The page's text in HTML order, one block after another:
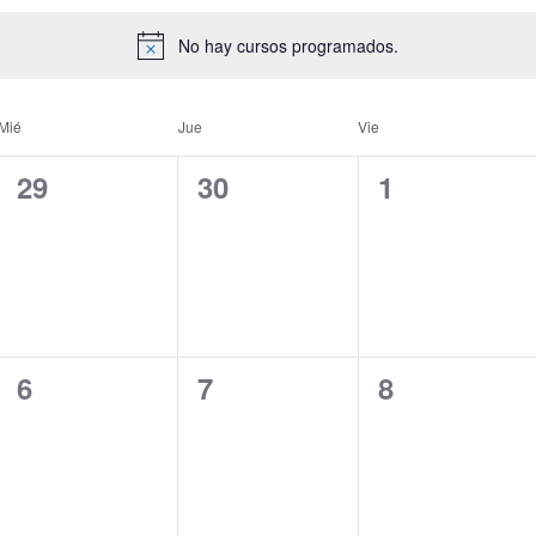
No hay cursos programados.
Mié Jue Vie
0
29
0
30
0
1
0
6
0
7
0
8